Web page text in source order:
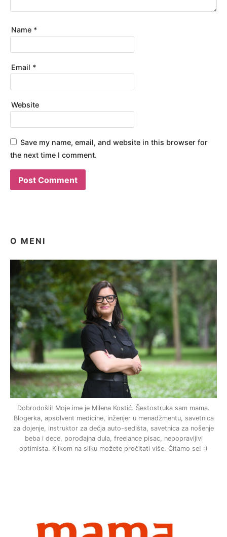
Name *
Email *
Website
Save my name, email, and website in this browser for
the next time I comment.
O MENI
Dobrodošli! Moje ime je Milena Kostić. Šestostruka sam mama.
Blogerka, apsolvent medicine, inženjer u menadžmentu, savetnica
za dojenje, instruktor za dečja auto-sedišta, savetnica za nošenje
beba i dece, porođajna dula, freelance pisac, nepopravljivi
optimista. Klikom na sliku možete pročitati više. Čitamo se! :)